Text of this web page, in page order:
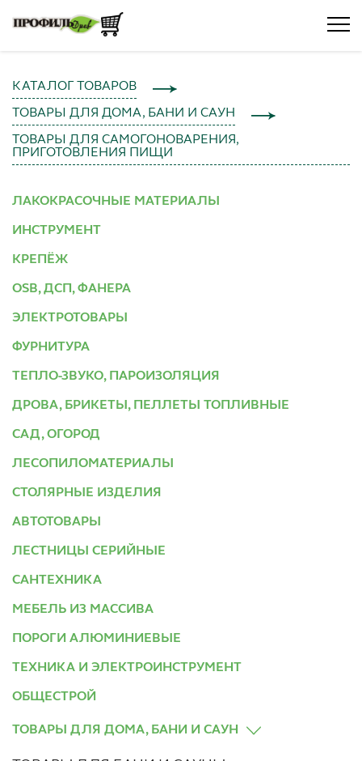
КАТАЛОГ ТОВАРОВ
ТОВАРЫ ДЛЯ ДОМА, БАНИ И САУН
ТОВАРЫ ДЛЯ САМОГОНОВАРЕНИЯ,
ПРИГОТОВЛЕНИЯ ПИЩИ
ЛАКОКРАСОЧНЫЕ МАТЕРИАЛЫ
ИНСТРУМЕНТ
КРЕПЁЖ
OSB, ДСП, ФАНЕРА
ЭЛЕКТРОТОВАРЫ
ФУРНИТУРА
ТЕПЛО-ЗВУКО, ПАРОИЗОЛЯЦИЯ
ДРОВА, БРИКЕТЫ, ПЕЛЛЕТЫ ТОПЛИВНЫЕ
САД, ОГОРОД
ЛЕСОПИЛОМАТЕРИАЛЫ
СТОЛЯРНЫЕ ИЗДЕЛИЯ
АВТОТОВАРЫ
ЛЕСТНИЦЫ СЕРИЙНЫЕ
САНТЕХНИКА
МЕБЕЛЬ ИЗ МАССИВА
ПОРОГИ АЛЮМИНИЕВЫЕ
ТЕХНИКА И ЭЛЕКТРОИНСТРУМЕНТ
ОБЩЕСТРОЙ
ТОВАРЫ ДЛЯ ДОМА, БАНИ И САУН